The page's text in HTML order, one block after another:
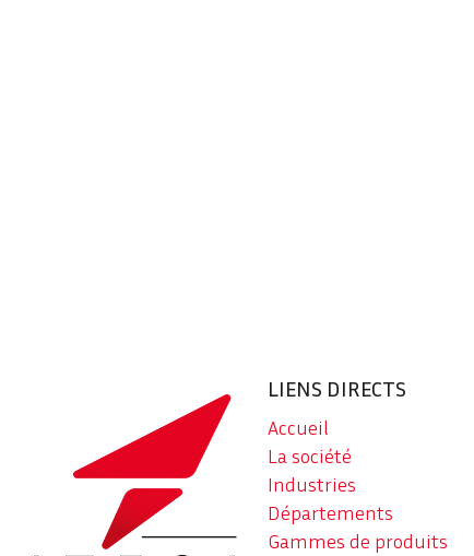
LIENS DIRECTS
Accueil
La société
Industries
Départements
Gammes de produits